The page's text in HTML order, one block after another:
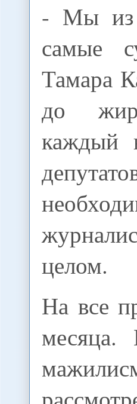
- Мы из
самые
Тамара
до
каждый
целом.
На все